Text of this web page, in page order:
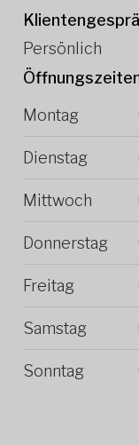
Persönlich
Montag
Dienstag
Mittwoch
Donnerstag
Freitag
Samstag
Sonntag